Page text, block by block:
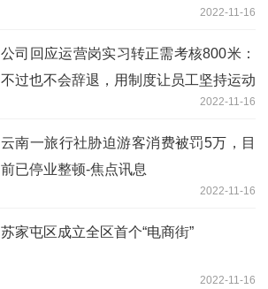
2022-11-16
公司回应运营岗实习转正需考核800米：
不过也不会辞退，用制度让员工坚持运动
2022-11-16
云南一旅行社胁迫游客消费被罚5万，目
前已停业整顿-焦点讯息
2022-11-16
苏家屯区成立全区首个“电商街”
2022-11-16